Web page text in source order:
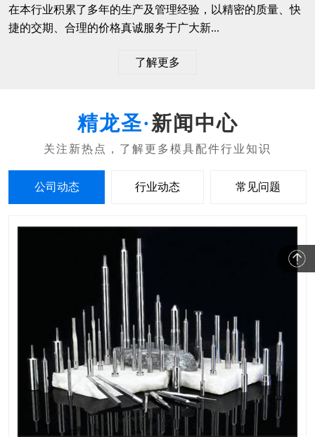
在本行业积累了多年的生产及管理经验，以精密的质量、快
捷的交期、合理的价格真诚服务于广大新...
了解更多
新闻中心
公司动态 行业动态 常见问题